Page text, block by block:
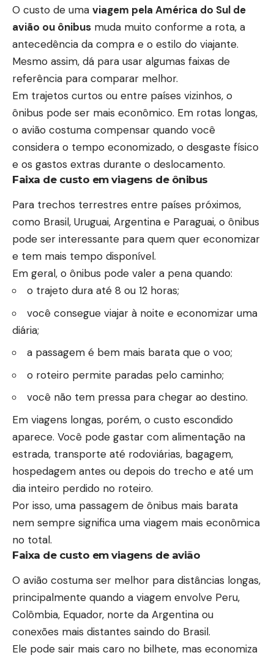
O custo de uma viagem pela América do Sul de
avião ou ônibus muda muito conforme a rota, a
antecedência da compra e o estilo do viajante.
Mesmo assim, dá para usar algumas faixas de
referência para comparar melhor.
Em trajetos curtos ou entre países vizinhos, o
ônibus pode ser mais econômico. Em rotas longas,
o avião costuma compensar quando você
considera o tempo economizado, o desgaste físico
e os gastos extras durante o deslocamento.
Faixa de custo em viagens de ônibus
Para trechos terrestres entre países próximos,
como Brasil, Uruguai, Argentina e Paraguai, o ônibus
pode ser interessante para quem quer economizar
e tem mais tempo disponível.
Em geral, o ônibus pode valer a pena quando:
o trajeto dura até 8 ou 12 horas;
você consegue viajar à noite e economizar uma
diária;
a passagem é bem mais barata que o voo;
o roteiro permite paradas pelo caminho;
você não tem pressa para chegar ao destino.
Em viagens longas, porém, o custo escondido
aparece. Você pode gastar com alimentação na
estrada, transporte até rodoviárias, bagagem,
hospedagem antes ou depois do trecho e até um
dia inteiro perdido no roteiro.
Por isso, uma passagem de ônibus mais barata
nem sempre significa uma viagem mais econômica
no total.
Faixa de custo em viagens de avião
O avião costuma ser melhor para distâncias longas,
principalmente quando a viagem envolve Peru,
Colômbia, Equador, norte da Argentina ou
conexões mais distantes saindo do Brasil.
Ele pode sair mais caro no bilhete, mas economiza